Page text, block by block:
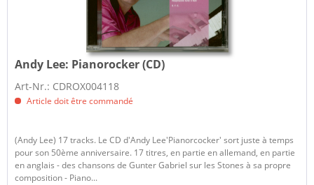
Andy Lee: Pianorocker (CD)
Art-Nr.: CDROX004118
Article doit être commandé
(Andy Lee) 17 tracks. Le CD d'Andy Lee'Pianorcocker' sort juste à temps
pour son 50ème anniversaire. 17 titres, en partie en allemand, en partie
en anglais - des chansons de Gunter Gabriel sur les Stones à sa propre
composition - Piano...